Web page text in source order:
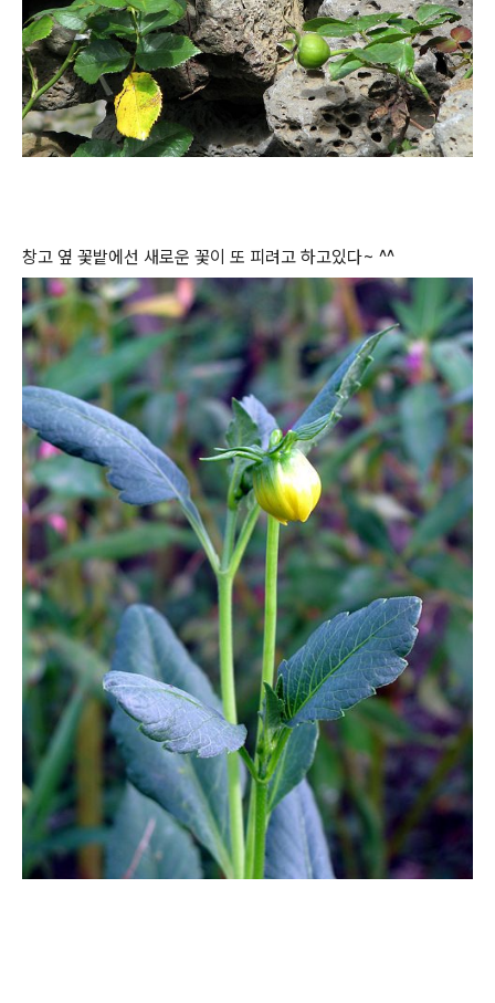
창고 옆 꽃밭에선 새로운 꽃이 또 피려고 하고있다~ ^^